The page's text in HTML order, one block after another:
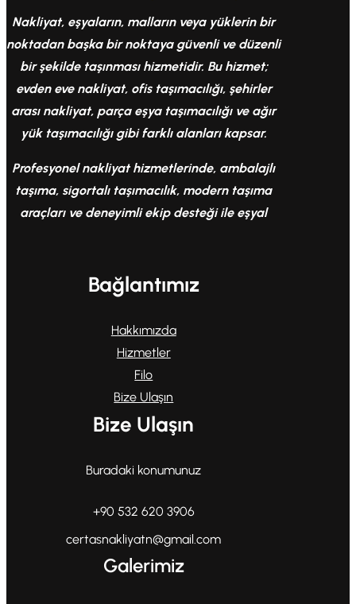
Nakliyat, eşyaların, malların veya yüklerin bir
noktadan başka bir noktaya güvenli ve düzenli
bir şekilde taşınması hizmetidir. Bu hizmet;
evden eve nakliyat, ofis taşımacılığı, şehirler
arası nakliyat, parça eşya taşımacılığı ve ağır
yük taşımacılığı gibi farklı alanları kapsar.
Profesyonel nakliyat hizmetlerinde, ambalajlı
taşıma, sigortalı taşımacılık, modern taşıma
araçları ve deneyimli ekip desteği ile eşyal
Bağlantımız
Hakkımızda
Hizmetler
Filo
Bize Ulaşın
Bize Ulaşın
Buradaki konumunuz
+90 532 620 3906
certasnakliyatn@gmail.com
Galerimiz